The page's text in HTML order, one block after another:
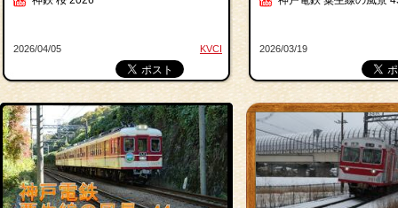
KVCI
2026/04/05 2026/03/19